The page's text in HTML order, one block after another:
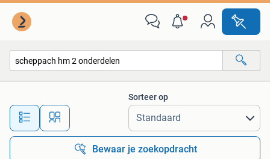
Alle afstanden…
Sorteer op
Bewaar je zoekopdracht